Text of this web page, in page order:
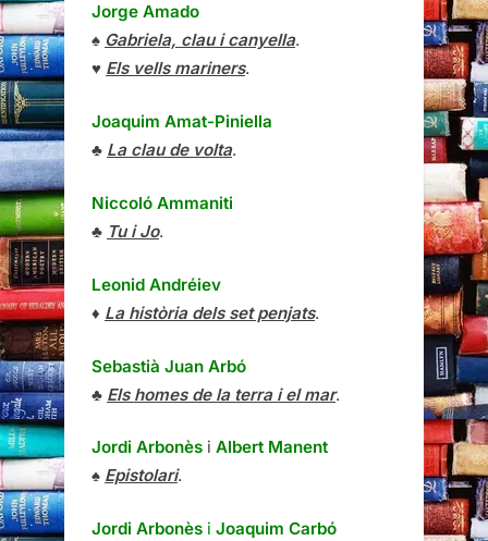
Jorge Amado
♠ Gabriela, clau i canyella.
♥ Els vells mariners.
Joaquim Amat-Piniella
♣ La clau de volta.
Niccoló Ammaniti
♣ Tu i Jo.
Leonid Andréiev
♦ La història dels set penjats.
Sebastià Juan Arbó
♣ Els homes de la terra i el mar.
Jordi Arbonès i Albert Manent
♠ Epistolari.
Jordi Arbonès i Joaquim Carbó